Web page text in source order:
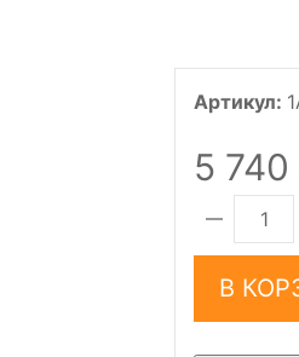
Артикул:
5 740
В